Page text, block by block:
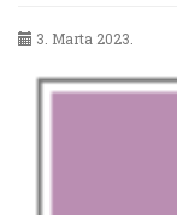
3. Marta 2023.